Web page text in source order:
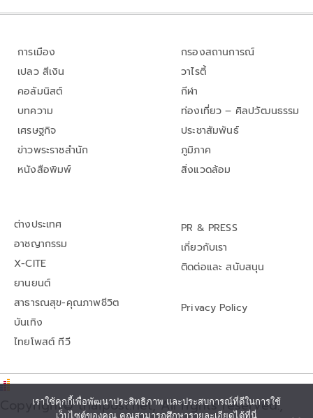
การเมือง
เปลว สีเงิน
คอลัมนิสต์
บทความ
เศรษฐกิจ
ข่าวพระราชสำนัก
หนังสือพิมพ์
กรองสถานการณ์
วาไรตี้
กีฬา
ท่องเที่ยว – ศิลปวัฒนธรรม
ประชาสัมพันธ์
ภูมิภาค
สิ่งแวดล้อม
ต่างประเทศ
อาชญากรรม
X-CITE
ยานยนต์
สาธารณสุข-คุณภาพชีวิต
บันเทิง
ไทยโพสต์ ทีวี
PR & PRESS
เกี่ยวกับเรา
ติดต่อและ สนับสนุน
Privacy Policy
Copyright© thaipost.net, All rights reserved.,
เราใช้คุกกี้เพื่อพัฒนาประสิทธิภาพ และประสบการณ์ที่ดีในการใช้
เว็บไซต์ของคุณ คุณสามารถศึกษารายละเอียดได้ที่นี่